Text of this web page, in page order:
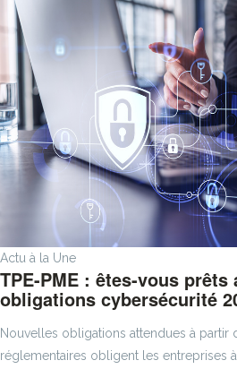
Actu à la Une
TPE-PME : êtes-vous
obligations cybersécurité
Nouvelles obligations attendues à partir
réglementaires obligent les entreprises